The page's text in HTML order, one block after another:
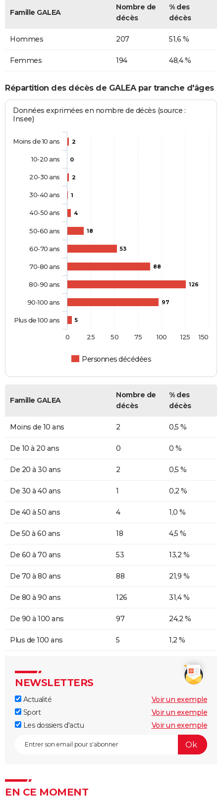
Famille GALEA
Nombre de
décès
% des
décès
Hommes 207 51,6 %
Femmes 194 48,4 %
Répartition des décès de GALEA par tranche d'âges
Données exprimées en nombre de décès (source :
Insee)
2
0
2
1
4
18
53
88
126
97
5
Personnes décédées
Moins de 10 ans
10-20 ans
20-30 ans
30-40 ans
40-50 ans
50-60 ans
60-70 ans
70-80 ans
80-90 ans
90-100 ans
Plus de 100 ans
0 25 50 75 100 125 150
Famille GALEA
Nombre de
décès
% des
décès
Moins de 10 ans 2 0,5 %
De 10 à 20 ans 0 0 %
De 20 à 30 ans 2 0,5 %
De 30 à 40 ans 1 0,2 %
De 40 à 50 ans 4 1,0 %
De 50 à 60 ans 18 4,5 %
De 60 à 70 ans 53 13,2 %
De 70 à 80 ans 88 21,9 %
De 80 à 90 ans 126 31,4 %
De 90 à 100 ans 97 24,2 %
Plus de 100 ans 5 1,2 %
NEWSLETTERS
Actualité
Voir un exemple
Sport
Voir un exemple
Les dossiers d'actu
Voir un exemple
EN CE MOMENT